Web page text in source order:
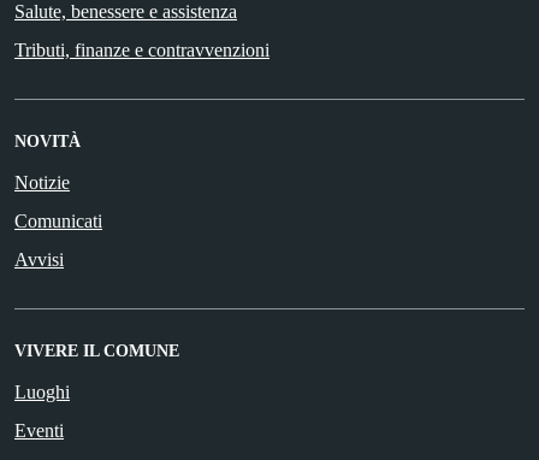
Salute, benessere e assistenza
Tributi, finanze e contravvenzioni
NOVITÀ
Notizie
Comunicati
Avvisi
VIVERE IL COMUNE
Luoghi
Eventi